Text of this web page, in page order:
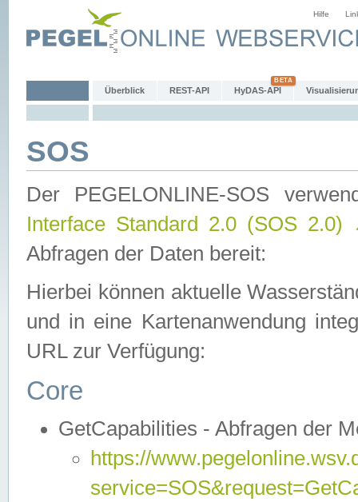
Hilfe
Überblick REST-API HyDAS-API
SOS
Der PEGELONLINE-SOS
Interface Standard 2.0 (SOS 2.0)
Abfragen der Daten bereit:
Hierbei können aktuelle
und in eine Kartenanwendung
URL zur Verfügung:
Core
GetCapabilities - Abfragen der
https://